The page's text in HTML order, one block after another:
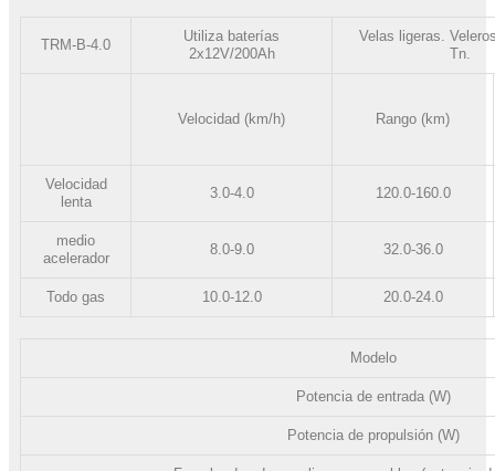
TRM-B-4.0
Utiliza baterías
2x12V/200Ah
Velas ligeras.
Tn.
Velocidad (km/h) Rango (km)
Velocidad
lenta
3.0-4.0 120.0-160.0
medio
acelerador
8.0-9.0 32.0-36.0
Todo gas 10.0-12.0 20.0-24.0
Modelo
Potencia de entrada (W)
Potencia de propulsión (W)